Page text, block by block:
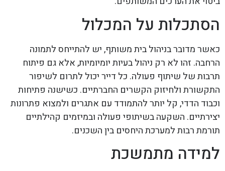
הסתכלות על המכלול
כאשר מדובר בניהול בית משותף, יש להתייחס לתמונה
הרחבה. זהו לא רק ניהול בעיות יומיומיות, אלא גם פיתוח
תרבות של שיתוף פעולה. כל דייר יכול לתרום לשיפור
התקשורת ולחיזוק הקשרים החברתיים. כשישנה פתיחות
וכבוד הדדי, קל יותר להתמודד עם אתגרים ולמצוא פתרונות
יצירתיים. השקעה בשיתופי פעולה ובמיזמים קהילתיים
תורמת רבות למערכת היחסים בין השכנים.
למידה מתמשכת